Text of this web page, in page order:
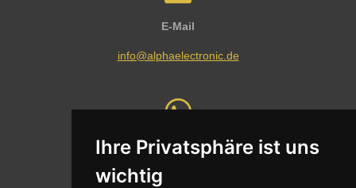
Ihre Privatsphäre ist uns
wichtig
E-Mail
info@alphaelectronic.de
Whatsapp
Nachricht senden